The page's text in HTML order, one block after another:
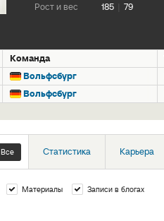
Рост и вес
185 79
Команда
Вольфсбург
Вольфсбург
Все Статистика Карьера
Материалы Записи в блогах